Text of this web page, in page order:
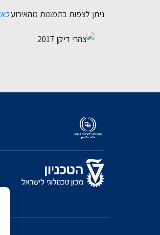
ניתן לצפות בתמונות מהאירוע